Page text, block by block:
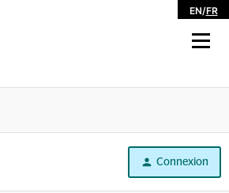
EN/FR
Connexion